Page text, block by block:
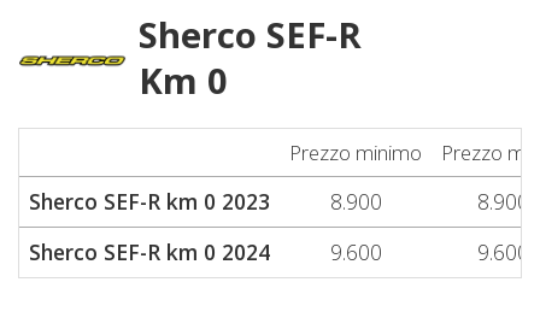
Sherco SEF-R
Km 0
Prezzo minimo Prezzo
Sherco SEF-R km 0 2023 8.900
8.900
Sherco SEF-R km 0 2024
9.600 9.600